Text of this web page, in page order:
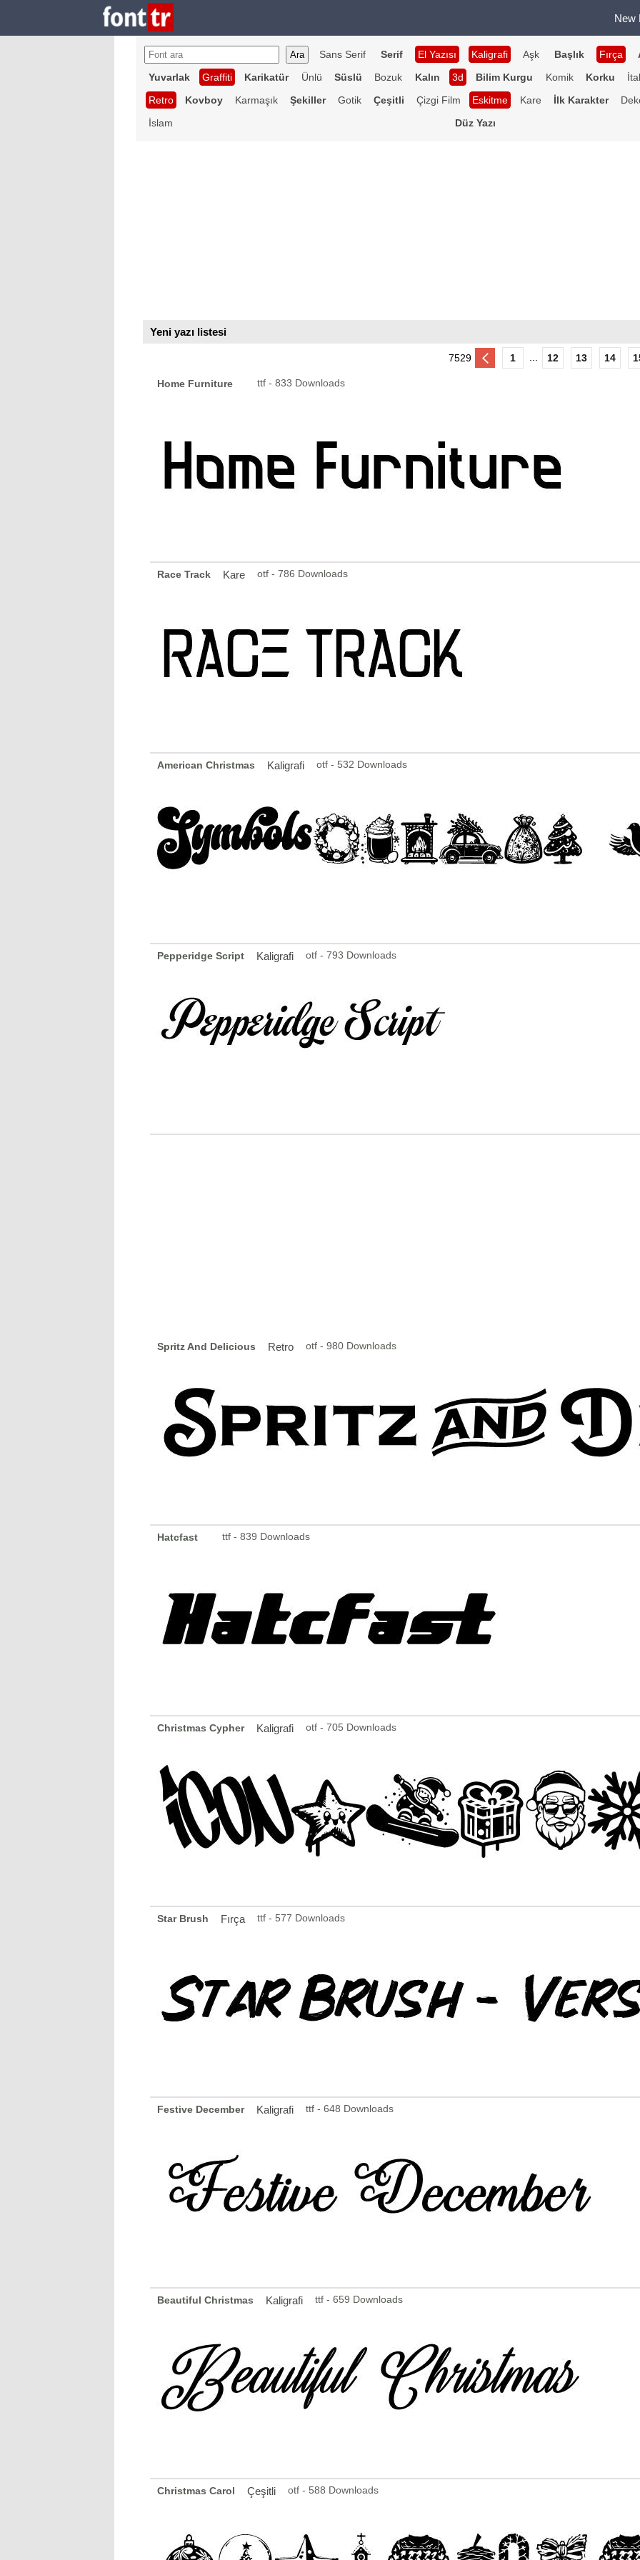
New
Sans Serif Serif El Yazısı Kaligrafi Aşk Başlık Fırça
Yuvarlak
Graffiti Karikatür Ünlü Süslü Bozuk Kalın 3d Bilim Kurgu Komik Korku
Retro
Kovboy Karmaşık Şekiller Gotik Çeşitli Çizgi Film Eskitme Kare İlk Karakter
İslam
Düz Yazı
Yeni yazı listesi
7529 1 12 13 14
Home Furniture ttf - 833 Downloads
Race Track Kare otf - 786 Downloads
American Christmas Kaligrafi otf - 532 Downloads
Pepperidge Script Kaligrafi otf - 793 Downloads
Spritz And Delicious Retro otf - 980 Downloads
Hatcfast ttf - 839 Downloads
Christmas Cypher Kaligrafi otf - 705 Downloads
Star Brush Fırça ttf - 577 Downloads
Festive December Kaligrafi ttf - 648 Downloads
Beautiful Christmas Kaligrafi ttf - 659 Downloads
Christmas Carol Çeşitli otf - 588 Downloads